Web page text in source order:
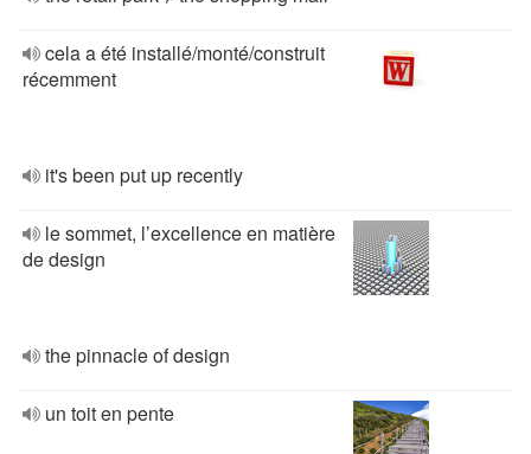
cela a été installé/monté/construit
récemment
it's been put up recently
le sommet, l’excellence en matière
de design
the pinnacle of design
un toit en pente